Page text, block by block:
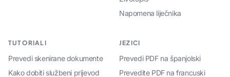
Napomena liječnika
TUTORIALI
Prevedi skenirane dokumente
Kako dobiti službeni prijevod
JEZICI
Prevedi PDF na španjolski
Prevedite PDF na francuski